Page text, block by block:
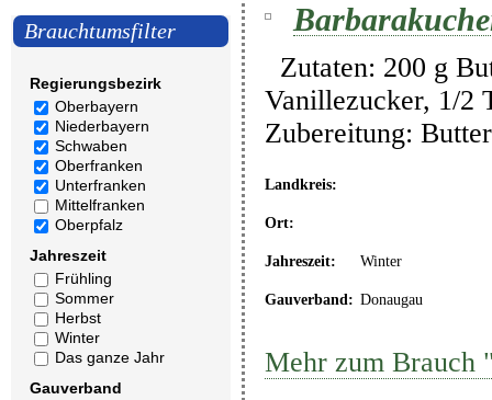
Brauchtumsfilter
Regierungsbezirk
Oberbayern
Niederbayern
Schwaben
Oberfranken
Unterfranken
Mittelfranken
Oberpfalz
Jahreszeit
Frühling
Sommer
Herbst
Winter
Das ganze Jahr
Gauverband
Zutaten: 200 g
Vanillezucker, 1/2
Zubereitung:
Landkreis:
Ort:
Jahreszeit: Winter
Gauverband: Donaugau
Mehr zum Brauch